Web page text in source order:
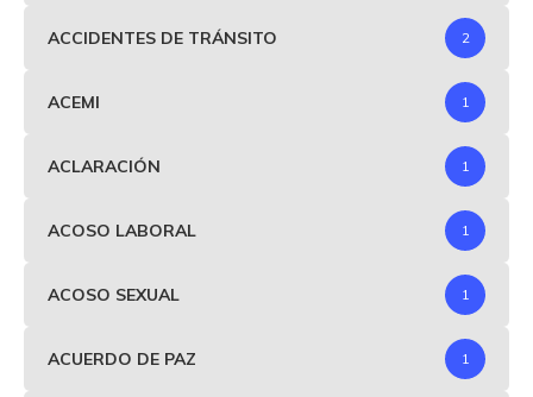
ACCIDENTES DE TRÁNSITO 2
ACEMI 1
ACLARACIÓN 1
ACOSO LABORAL 1
ACOSO SEXUAL 1
ACUERDO DE PAZ 1